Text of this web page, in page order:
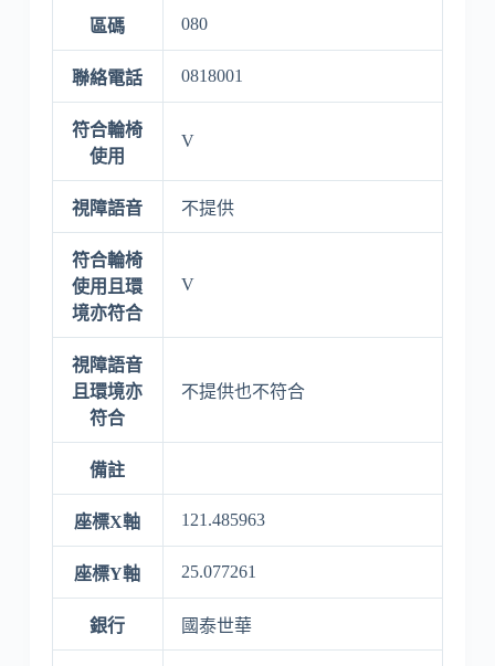
區碼 080
聯絡電話 0818001
符合輪椅
使用
V
視障語音 不提供
符合輪椅
使用且環
境亦符合
V
視障語音
且環境亦
符合
不提供也不符合
備註
座標X軸 121.485963
座標Y軸 25.077261
銀行 國泰世華